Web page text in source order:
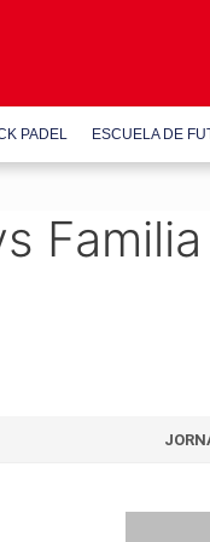
PADEL ESCUELA DE